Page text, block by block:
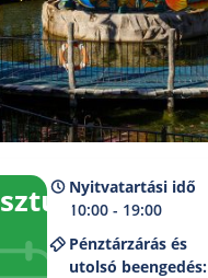
Nyitvatartási idő
10:00 - 19:00
Pénztárzárás és
utolsó beengedés: